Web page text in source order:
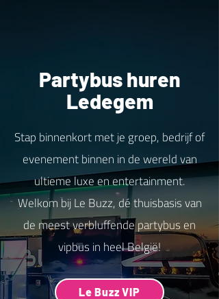
Partybus huren
Ledegem
Stap binnenkort met je groep, bedrijf of
evenement binnen in de wereld van
ultieme luxe en entertainment.
Welkom bij Le Buzz, dé thuisbasis van
de meest verbluffende partybus en
vipbus in heel België!
Le Buzz VIP